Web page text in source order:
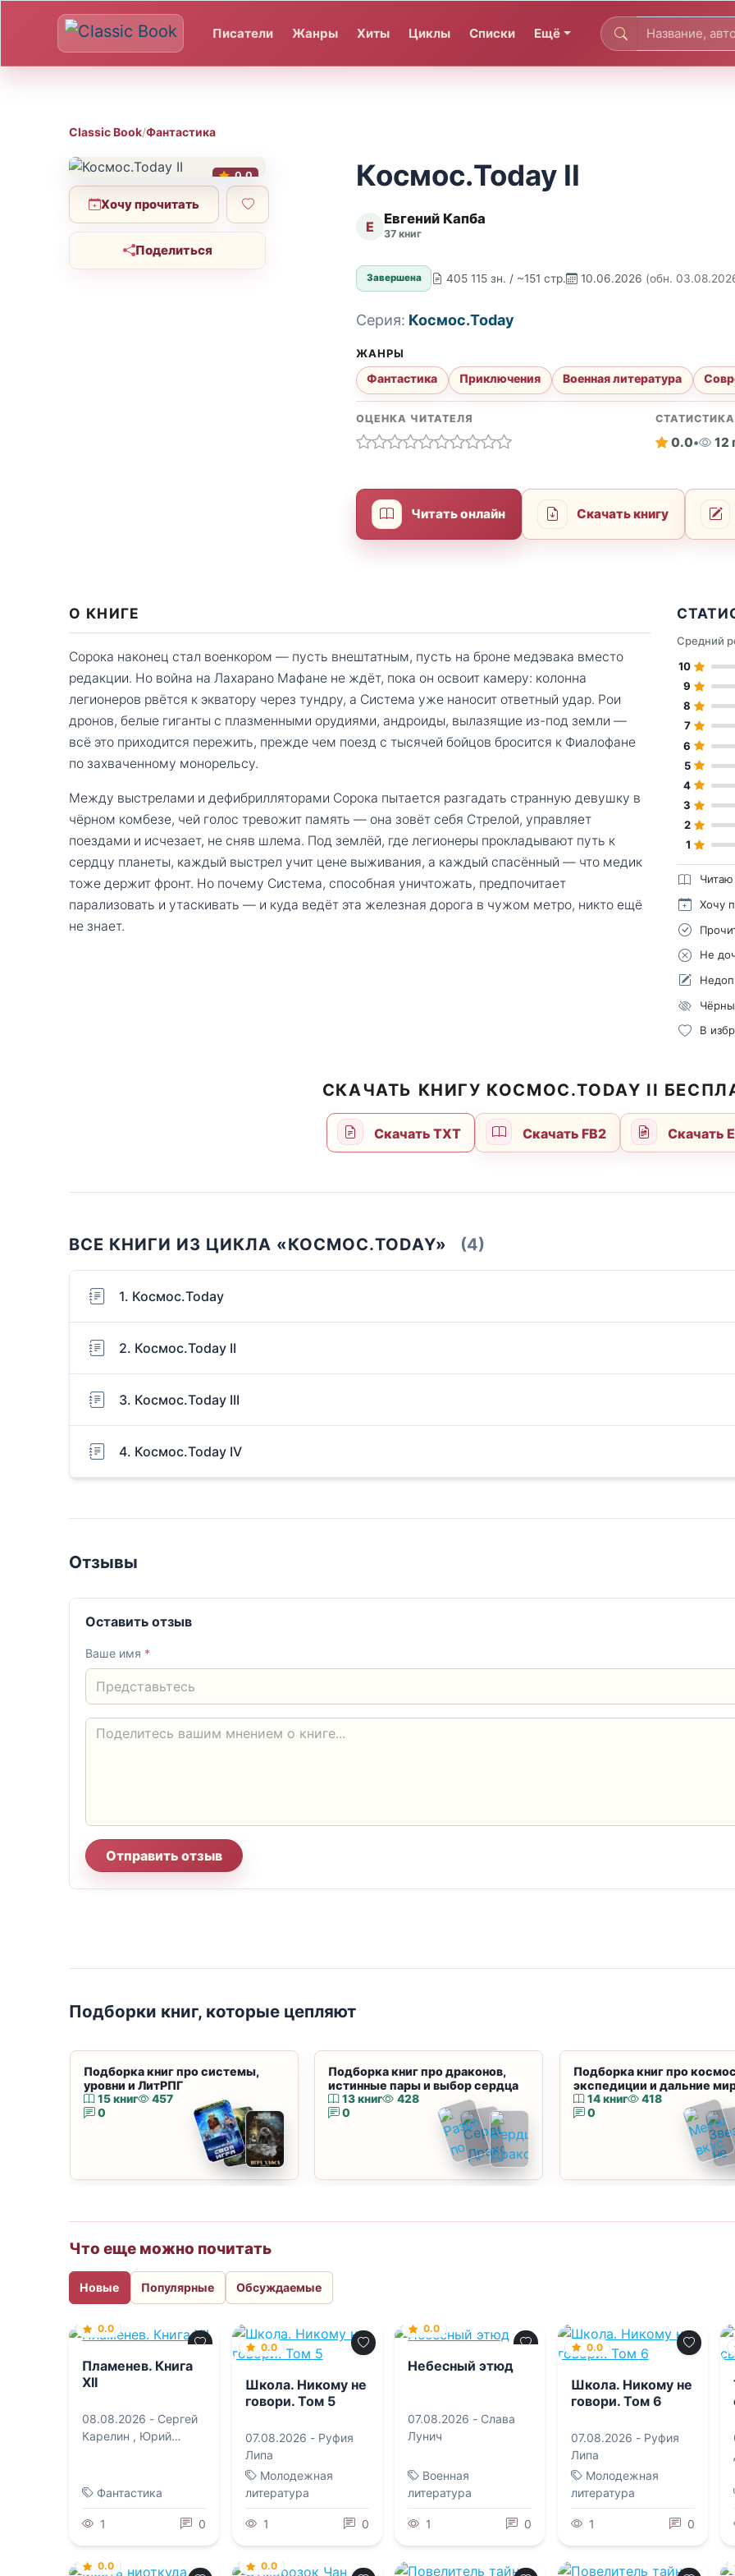
Писатели Жанры Хиты Циклы Списки Ещё
Classic Book/Фантастика
0.0
Хочу прочитать
Поделиться
Космос.Today II
Е Евгений Капба
37 книг
Завершена 405 115 зн. / ~151 стр. 10.06.2026 (обн.
Серия: Космос.Today
ЖАНРЫ
Фантастика Приключения Военная литература
ОЦЕНКА ЧИТАТЕЛЯ СТАТИСТИКА
0.0• 12
Читать онлайн Скачать книгу
О КНИГЕ
Сорока наконец стал военкором — пусть внештатным, пусть на броне медэвака вместо
редакции. Но война на Лахарано Мафане не ждёт, пока он освоит камеру: колонна
легионеров рвётся к экватору через тундру, а Система уже наносит ответный удар. Рои
дронов, белые гиганты с плазменными орудиями, андроиды, вылазящие из-под земли —
всё это приходится пережить, прежде чем поезд с тысячей бойцов бросится к Фиалофане
по захваченному монорельсу.
Между выстрелами и дефибрилляторами Сорока пытается разгадать странную девушку в
чёрном комбезе, чей голос тревожит память — она зовёт себя Стрелой, управляет
поездами и исчезает, не сняв шлема. Под землёй, где легионеры прокладывают путь к
сердцу планеты, каждый выстрел учит цене выживания, а каждый спасённый — что медик
тоже держит фронт. Но почему Система, способная уничтожать, предпочитает
парализовать и утаскивать — и куда ведёт эта железная дорога в чужом метро, никто ещё
не знает.
Средний
10
9
8
7
6
5
4
3
2
1
Читаю
Хочу
Не
В
СКАЧАТЬ КНИГУ КОСМОС.TODAY II
Скачать TXT Скачать FB2 Скачать
ВСЕ КНИГИ ИЗ ЦИКЛА «КОСМОС.TODAY» (4)
1. Космос.Today
2. Космос.Today II
3. Космос.Today III
4. Космос.Today IV
Отзывы
Оставить отзыв
Ваше имя *
Отправить отзыв
Подборки книг, которые цепляют
Подборка книг про системы,
уровни и ЛитРПГ
15 книг
457
0
Подборка книг про драконов,
истинные пары и выбор сердца
13 книг
428
0
Подборка книг про
экспедиции и дальние
14 книг
418
0
Что еще можно почитать
Новые Популярные Обсуждаемые
0.0
Пламенев. Книга
XII
08.08.2026 - Сергей
Карелин , Юрий
Фантастика
1 0
0.0
Школа. Никому не
говори. Том 5
07.08.2026 - Руфия
Липа
Молодежная
литература
1 0
0.0
Небесный этюд
07.08.2026 - Слава
Лунич
Военная
литература
1 0
0.0
Школа. Никому не
говори. Том 6
07.08.2026 - Руфия
Липа
Молодежная
литература
1 0
0.0 0.0